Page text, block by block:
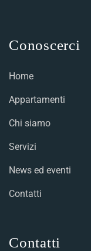
Conoscerci
Home
Appartamenti
Chi siamo
Servizi
News ed eventi
Contatti
Contatti